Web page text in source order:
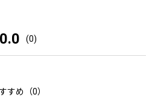
0.0 (0)
すめ（0）